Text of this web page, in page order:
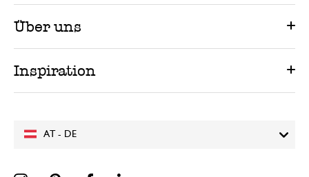
AT - DE
Über uns
Inspiration